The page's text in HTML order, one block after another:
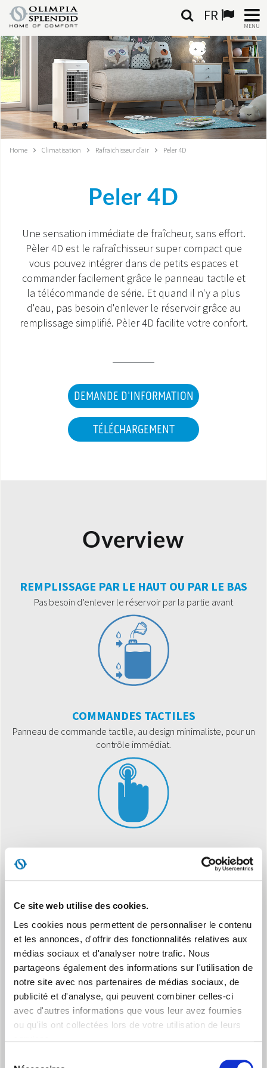
Ce site web utilise des cookies.
Les cookies nous permettent de personnaliser le contenu
et les annonces, d'offrir des fonctionnalités relatives aux
médias sociaux et d'analyser notre trafic. Nous
partageons également des informations sur l'utilisation de
notre site avec nos partenaires de médias sociaux, de
publicité et d'analyse, qui peuvent combiner celles-ci
avec d'autres informations que vous leur avez fournies
ou qu'ils ont collectées lors de votre utilisation de leurs
FR
MENU
FRANÇAIS
HOME
CLIMATISATION
CHAUFFAGE
CONTACTS
SAV ET GARANTIE
DOCUMENTATIONS
Home Climatisation Rafraichisseur d’air Peler 4D
Peler 4D
Une sensation immédiate de fraîcheur, sans effort.
Pèler 4D est le rafraîchisseur super compact que
vous pouvez intégrer dans de petits espaces et
commander facilement grâce le panneau tactile et
la télécommande de série. Et quand il n'y a plus
d'eau, pas besoin d'enlever le réservoir grâce au
remplissage simplifié. Pèler 4D facilite votre confort.
DEMANDE D'INFORMATION
TÉLÉCHARGEMENT
Overview
REMPLISSAGE PAR LE HAUT OU PAR LE BAS
Pas besoin d’enlever le réservoir par la partie avant
COMMANDES TACTILES
Panneau de commande tactile, au design minimaliste, pour un
contrôle immédiat.
OSCILLATION HORIZONTALE
Orientation continue et automatique de l’air de droite à gauche
MINUTEUR INTÉGRÉ
Programmation de l’arrêt automatique jusqu’à 8 heures